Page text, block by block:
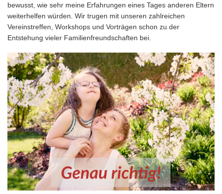
bewusst, wie sehr meine Erfahrungen eines Tages anderen Eltern
weiterhelfen würden. Wir trugen mit unseren zahlreichen
Vereinstreffen, Workshops und Vorträgen schon zu der
Entstehung vieler Familienfreundschaften bei.